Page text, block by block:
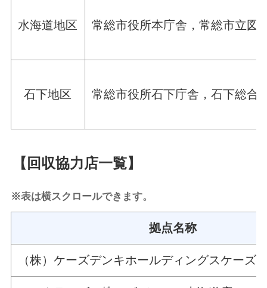
水海道地区 常総市役所本庁舎，常総市立図
石下地区 常総市役所石下庁舎，石下総合
【回収協力店一覧】
※表は横スクロールできます。
拠点名称
（株）ケーズデンキホールディングスケーズ